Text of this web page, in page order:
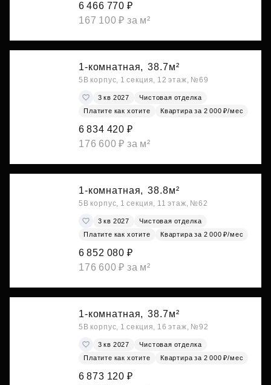
6 466 770 ₽
167 100 ₽ за м²
1-комнатная, 38.7м²
5В корпус, 1 секция, 12 этаж, №69
3 кв 2027
Чистовая отделка
Платите как хотите
Квартира за 2 000 ₽/мес
6 834 420 ₽
176 600 ₽ за м²
1-комнатная, 38.8м²
5В корпус, 1 секция, 11 этаж, №62
3 кв 2027
Чистовая отделка
Платите как хотите
Квартира за 2 000 ₽/мес
6 852 080 ₽
176 600 ₽ за м²
1-комнатная, 38.7м²
5В корпус, 1 секция, 16 этаж, №92
3 кв 2027
Чистовая отделка
Платите как хотите
Квартира за 2 000 ₽/мес
6 873 120 ₽